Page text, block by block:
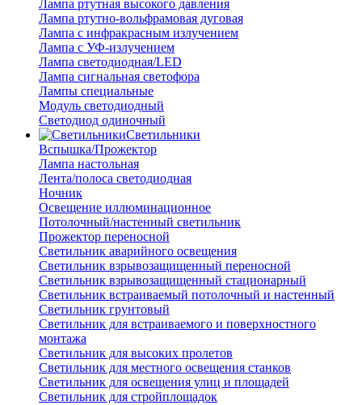
Лампа ртутная высокого давления
Лампа ртутно-вольфрамовая дуговая
Лампа с инфракрасным излучением
Лампа с УФ-излучением
Лампа светодиодная/LED
Лампа сигнальная светофора
Лампы специальные
Модуль светодиодный
Светодиод одиночный
Светильники
Вспышка/Прожектор
Лампа настольная
Лента/полоса светодиодная
Ночник
Освещение иллюминационное
Потолочный/настенный светильник
Прожектор переносной
Светильник аварийного освещения
Светильник взрывозащищенный переносной
Светильник взрывозащищенный стационарный
Светильник встраиваемый потолочный и настенный
Светильник грунтовый
Светильник для встраиваемого и поверхностного
монтажа
Светильник для высоких пролетов
Светильник для местного освещения станков
Светильник для освещения улиц и площадей
Светильник для стройплощадок